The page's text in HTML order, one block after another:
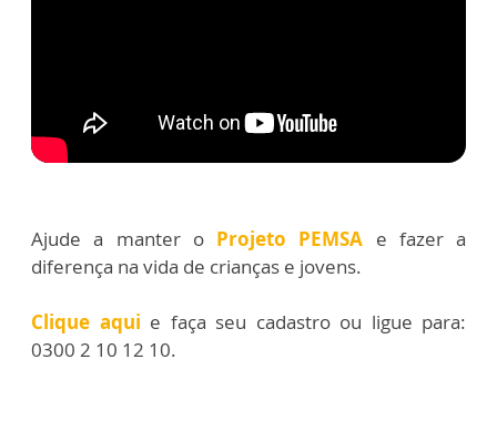
Ajude a manter o Projeto PEMSA e fazer a
diferença na vida de crianças e jovens.
Clique aqui e faça seu cadastro ou ligue para:
0300 2 10 12 10.